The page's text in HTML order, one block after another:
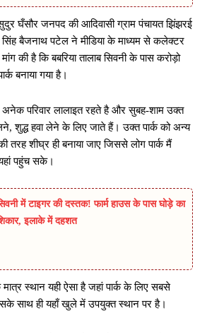
घँसौर जनपद की आदिवासी ग्राम पंचायत झिंझरई
सिंह बैजनाथ पटेल ने मीडिया के माध्यम से कलेक्टर
की है कि बबरिया तालाब सिवनी के पास करोड़ो
बनाया गया है।
परिवार लालाइत रहते है और सुबह-शाम उक्त
शुद्ध हवा लेने के लिए जाते हैं। उक्त पार्क को अन्य
तरह शीघ्र ही बनाया जाए जिससे लोग पार्क मैं
पहुंच सके।
में टाइगर की दस्तक! फार्म हाउस के पास घोड़े का
इलाके में दहशत
स्थान यही ऐसा है जहां पार्क के लिए सबसे
साथ ही यहाँ खुले में उपयुक्त स्थान पर है।